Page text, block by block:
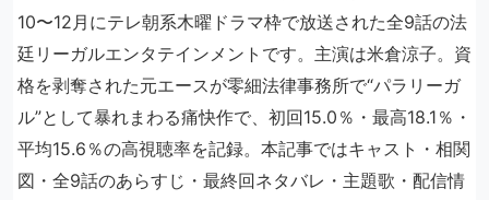
10〜12月にテレ朝系木曜ドラマ枠で放送された全9話の法
廷リーガルエンタテインメントです。主演は米倉涼子。資
格を剥奪された元エースが零細法律事務所で“パラリーガ
ル”として暴れまわる痛快作で、初回15.0％・最高18.1％・
平均15.6％の高視聴率を記録。本記事ではキャスト・相関
図・全9話のあらすじ・最終回ネタバレ・主題歌・配信情